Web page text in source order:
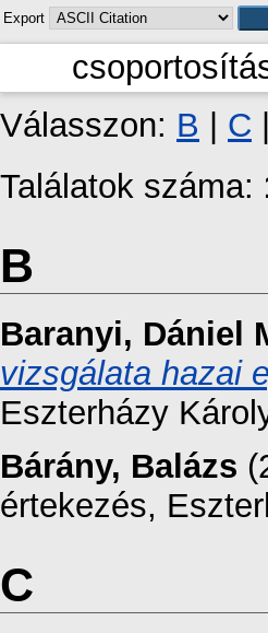
Export
Válasszon: B C
Találatok száma:
B
Baranyi, Dániel
vizsgálata hazai
Eszterházy
Bárány, Balázs
értekezés,
C